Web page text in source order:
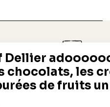
Livraison rapide 24/48h
Offerte dès 69 € en point